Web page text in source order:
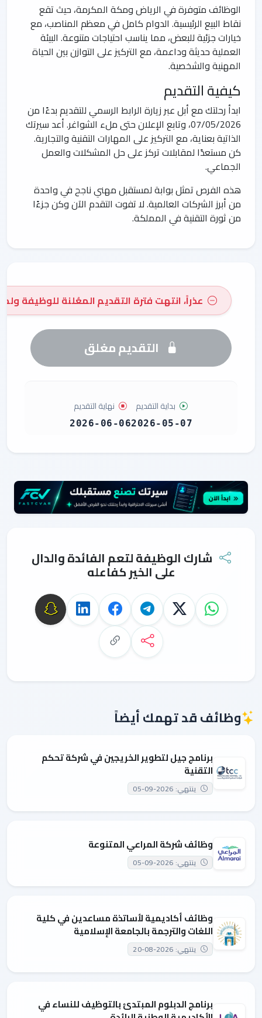
الوظائف متوفرة في الرياض ومكة المكرمة، حيث تقع
نقاط البيع الرئيسية. الدوام كامل في معظم المناصب، مع
خيارات جزئية للبعض، مما يناسب احتياجات متنوعة. البيئة
العملية حديثة وداعمة، مع التركيز على التوازن بين الحياة
المهنية والشخصية.
كيفية التقديم
ابدأ رحلتك مع أبل عبر زيارة الرابط الرسمي للتقديم بدءًا من
07/05/2026، وتابع الإعلان حتى ملء الشواغر. أعد سيرتك
الذاتية بعناية، مع التركيز على المهارات التقنية والتجارية.
كن مستعدًا لمقابلات تركز على حل المشكلات والعمل
الجماعي.
هذه الفرص تمثل بوابة لمستقبل مهني ناجح في واحدة
من أبرز الشركات العالمية. لا تفوت التقدم الآن وكن جزءًا
من ثورة التقنية في المملكة.
عذراً، انتهت فترة التقديم المعُلنة للوظيفة
التقديم مغلق
بداية التقديم
2026-05-07
نهاية التقديم
2026-06-06
شارك الوظيفة لتعم الفائدة والدال
على الخير كفاعله
وظائف قد تهمك أيضاً
برنامج جيل لتطوير الخريجين في شركة تحكم
التقنية
ينتهي: 2026-09-05
وظائف شركة المراعي المتنوعة
ينتهي: 2026-09-05
وظائف أكاديمية لأساتذة مساعدين في كلية
اللغات والترجمة بالجامعة الإسلامية
ينتهي: 2026-08-20
برنامج الدبلوم المبتدئ بالتوظيف للنساء في